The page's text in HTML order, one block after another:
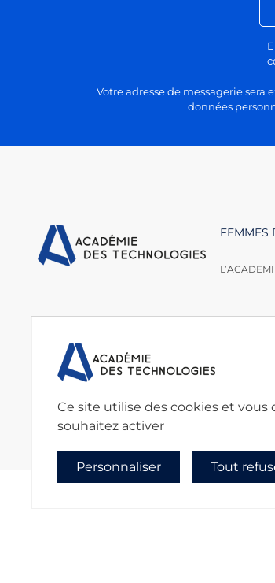
Ce site utilise des cookies et
souhaitez activer
Tout
Personnaliser
Votre adresse de messagerie
données
FEMMES